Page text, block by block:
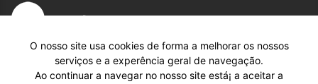
O nosso site usa cookies de forma a melhorar os nossos
serviços e a experência geral de navegação.
Ao continuar a navegar no nosso site está¡ a aceitar a